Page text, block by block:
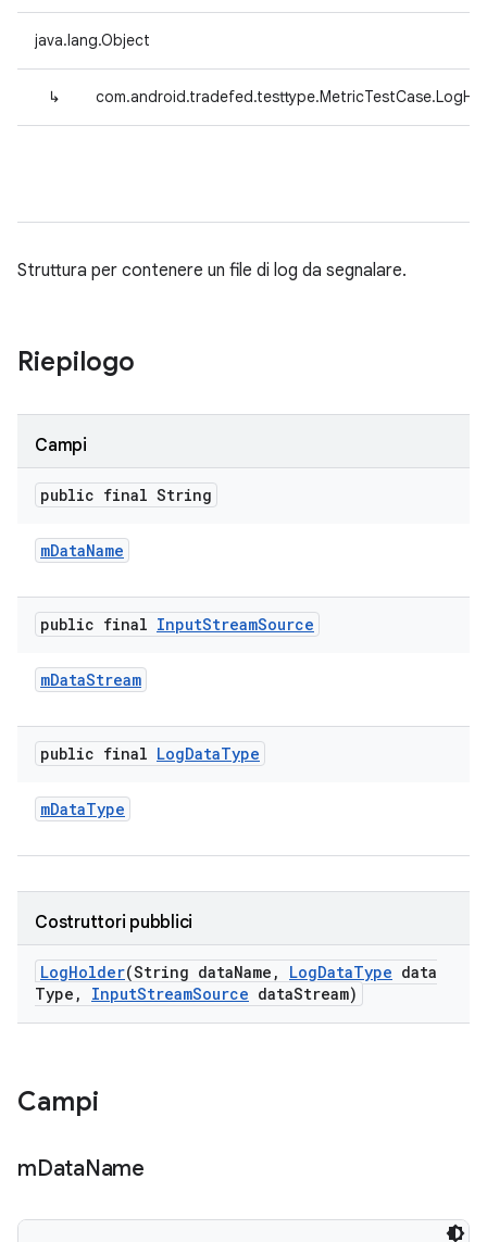
java.lang.Object
↳
Struttura per contenere un file di log da segnalare.
Riepilogo
Campi
public final String
mDataName
public final InputStreamSource
mDataStream
public final LogDataType
mDataType
Costruttori pubblici
LogHolder(String dataName , LogDataType data
Type , InputStreamSource dataStream)
Campi
mDataName